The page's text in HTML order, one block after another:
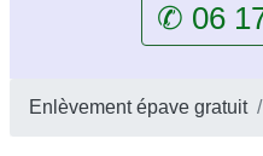
✆ 06
Enlèvement épave gratuit